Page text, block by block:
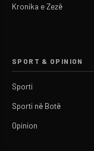
Kronika e Zezë
SPORT & OPINION
Sporti
Sporti në Botë
Opinion